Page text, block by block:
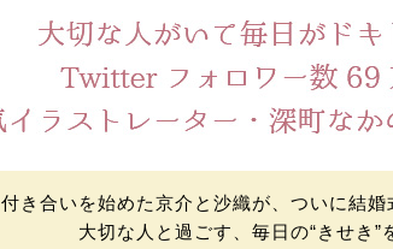
き合いを始めた京介と沙織が、ついに結婚
大切な人と過ごす、毎日の“きせき”